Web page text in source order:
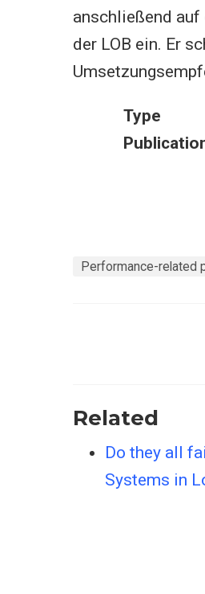
anschließend
der LOB ein. Er
Type
Performance-related
Related
Do they all
Systems in